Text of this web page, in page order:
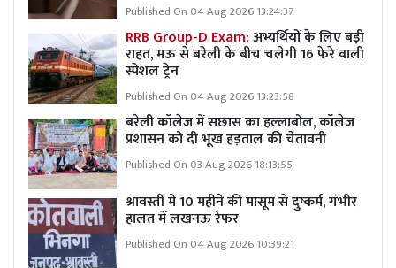
Published On 04 Aug 2026 13:24:37
RRB Group-D Exam:अभ्यर्थियों के लिए बड़ी
राहत, मऊ से बरेली के बीच चलेगी 16 फेरे वाली
स्पेशल ट्रेन
Published On 04 Aug 2026 13:23:58
बरेली कॉलेज में सछास का हल्लाबोल, कॉलेज
प्रशासन को दी भूख हड़ताल की चेतावनी
Published On 03 Aug 2026 18:13:55
श्रावस्ती में 10 महीने की मासूम से दुष्कर्म, गंभीर
हालत में लखनऊ रेफर
Published On 04 Aug 2026 10:39:21